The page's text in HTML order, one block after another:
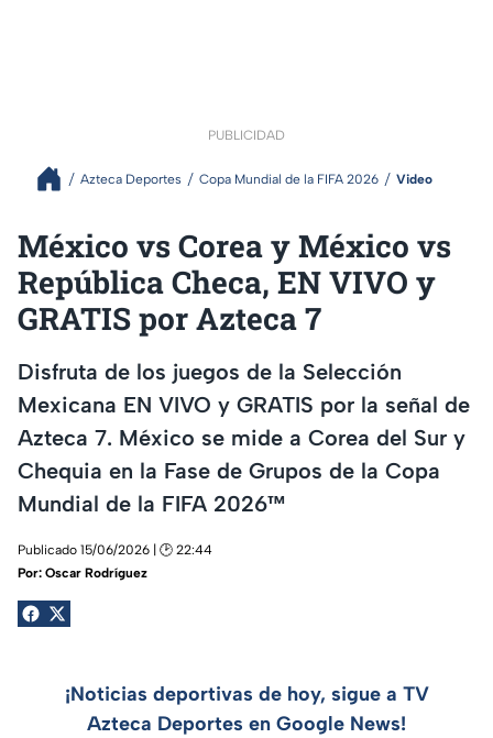
PUBLICIDAD
Azteca Deportes Copa Mundial de la FIFA 2026 Video
México vs Corea y México vs
República Checa, EN VIVO y
GRATIS por Azteca 7
Disfruta de los juegos de la Selección
Mexicana EN VIVO y GRATIS por la señal de
Azteca 7. México se mide a Corea del Sur y
Chequia en la Fase de Grupos de la Copa
Mundial de la FIFA 2026™
Publicado 15/06/2026 | 🕑 22:44
Por: Oscar Rodríguez
¡Noticias deportivas de hoy, sigue a TV
Azteca Deportes en Google News!